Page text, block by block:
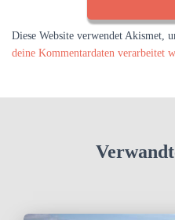
Diese Website verwendet Akismet,
deine Kommentardaten verarbeitet